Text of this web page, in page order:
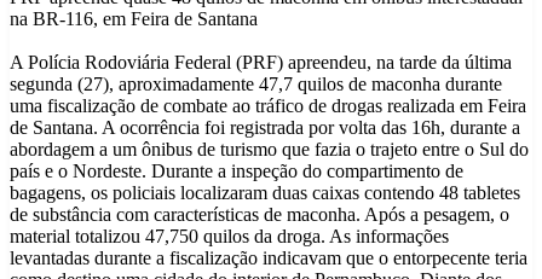
na BR-116, em Feira de Santana
A Polícia Rodoviária Federal (PRF) apreendeu, na tarde da última
segunda (27), aproximadamente 47,7 quilos de maconha durante
uma fiscalização de combate ao tráfico de drogas realizada em Feira
de Santana. A ocorrência foi registrada por volta das 16h, durante a
abordagem a um ônibus de turismo que fazia o trajeto entre o Sul do
país e o Nordeste. Durante a inspeção do compartimento de
bagagens, os policiais localizaram duas caixas contendo 48 tabletes
de substância com características de maconha. Após a pesagem, o
material totalizou 47,750 quilos da droga. As informações
levantadas durante a fiscalização indicavam que o entorpecente teria